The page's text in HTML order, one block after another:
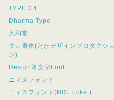
TYPE C4
Dharma Type
大和堂
タカ書体(たかデザインプロダクショ
ン)
Design筆文字Font
ニィスフォント
ニィスフォント(NIS Ticket)